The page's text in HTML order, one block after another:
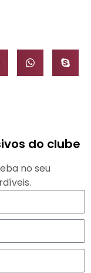
do clube
no seu